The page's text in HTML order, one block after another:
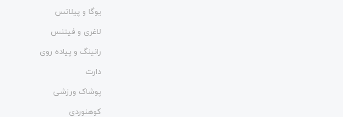
یوگا و پیلاتس
لاغری و فیتنس
رانینگ و پیاده روی
دارت
پوشاک ورزشی
کوهنوردی